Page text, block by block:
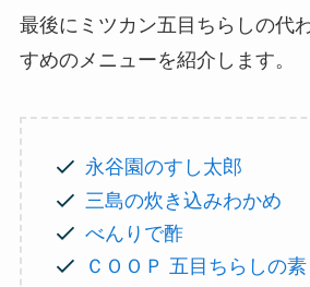
最後にミツカン五目ちらしの代
すめのメニューを紹介します。
永谷園のすし太郎
三島の炊き込みわかめ
べんりで酢
ＣＯＯＰ 五目ちらしの素